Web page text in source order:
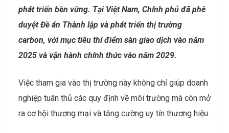
phát triển bền vững. Tại Việt Nam, Chính phủ đã phê
duyệt Đề án Thành lập và phát triển thị trường
carbon, với mục tiêu thí điểm sàn giao dịch vào năm
2025 và vận hành chính thức vào năm 2029.
Việc tham gia vào thị trường này không chỉ giúp doanh
nghiệp tuân thủ các quy định về môi trường mà còn mở
ra cơ hội thương mại và tăng cường uy tín thương hiệu.